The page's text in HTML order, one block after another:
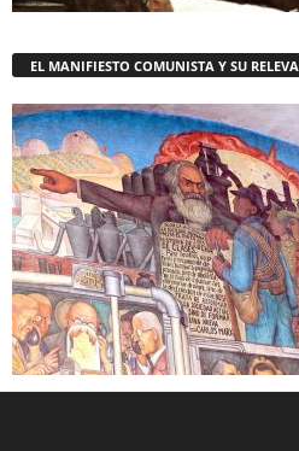
EL MANIFIESTO COMUNISTA Y SU